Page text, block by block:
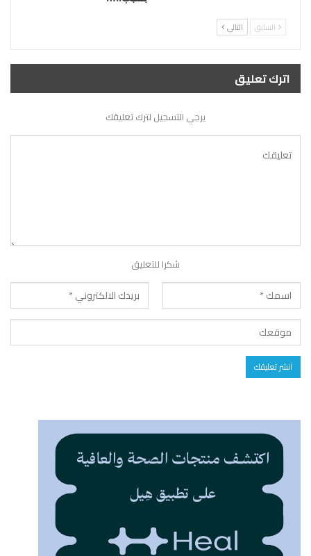
السابق التالي
اترك تعليق
يرجي التسجيل لترك تعليقك
شكرا للتعليق